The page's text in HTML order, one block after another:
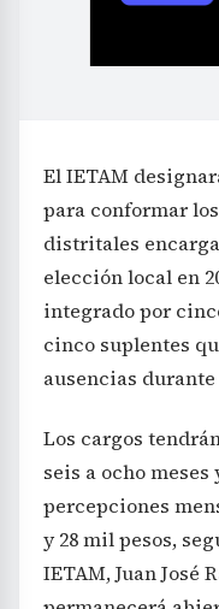
El IETAM
para conformar
distritales
elección local en
integrado por
cinco suplentes
ausencias
Los cargos
seis a ocho
percepciones
y 28 mil pesos,
IETAM, Juan José